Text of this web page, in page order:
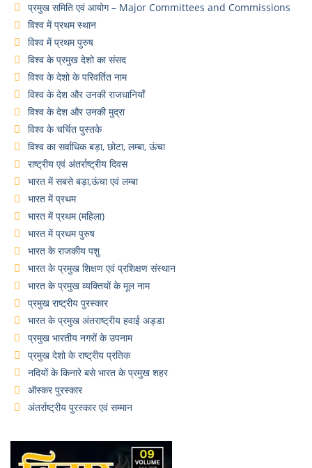
प्रमुख समिति एवं आयोग – Major Committees and Commissions
विश्व में प्रथम स्थान
विश्व में प्रथम पुरुष
विश्व के प्रमुख देशो का संसद
विश्व के देशो के परिवर्तित नाम
विश्व के देश और उनकी राजधानियाँ
विश्व के देश और उनकी मुद्रा
विश्व के चर्चित पुस्तके
विश्व का सर्वाधिक बड़ा, छोटा, लम्बा, ऊंचा
राष्ट्रीय एवं अंतर्राष्ट्रीय दिवस
भारत में सबसे बड़ा,ऊंचा एवं लम्बा
भारत में प्रथम
भारत में प्रथम (महिला)
भारत में प्रथम पुरुष
भारत के राजकीय पशु
भारत के प्रमुख शिक्षण एवं प्रशिक्षण संस्थान
भारत के प्रमुख व्यक्तियों के मूल नाम
प्रमुख राष्ट्रीय पुरस्कार
भारत के प्रमुख अंतराष्ट्रीय हवाई अड्डा
प्रमुख भारतीय नगरों के उपनाम
प्रमुख देशो के राष्ट्रीय प्रतिक
नदियों के किनारे बसे भारत के प्रमुख शहर
ऑस्कर पुरस्कार
अंतर्राष्ट्रीय पुरस्कार एवं सम्मान